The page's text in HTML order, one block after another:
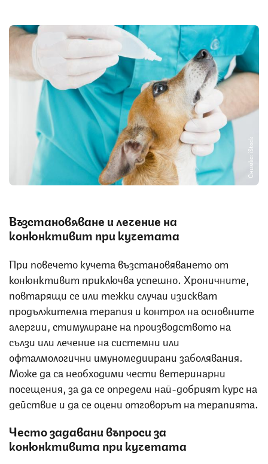
Снимка: iStock
Възстановяване и лечение на
конюнктивит при кучетата
При повечето кучета възстановяването от
конюнктивит приключва успешно. Хроничните,
повтарящи се или тежки случаи изискват
продължителна терапия и контрол на основните
алергии, стимулиране на производството на
сълзи или лечение на системни или
офталмологични имуномедиирани заболявания.
Може да са необходими чести ветеринарни
посещения, за да се определи най-добрият курс на
действие и да се оцени отговорът на терапията.
Често задавани въпроси за
конюнктивита при кучетата